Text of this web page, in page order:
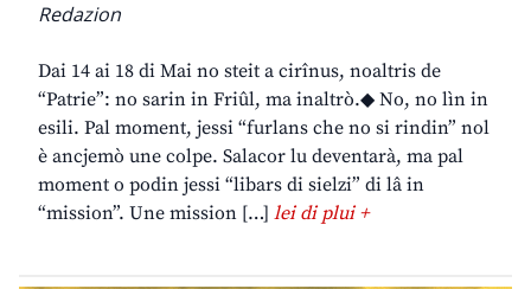
Redazion
Dai 14 ai 18 di Mai no steit a cirînus, noaltris de
“Patrie”: no sarin in Friûl, ma inaltrò.◆ No, no lìn in
esili. Pal moment, jessi “furlans che no si rindin” nol
è ancjemò une colpe. Salacor lu deventarà, ma pal
moment o podin jessi “libars di sielzi” di lâ in
“mission”. Une mission […] lei di plui +